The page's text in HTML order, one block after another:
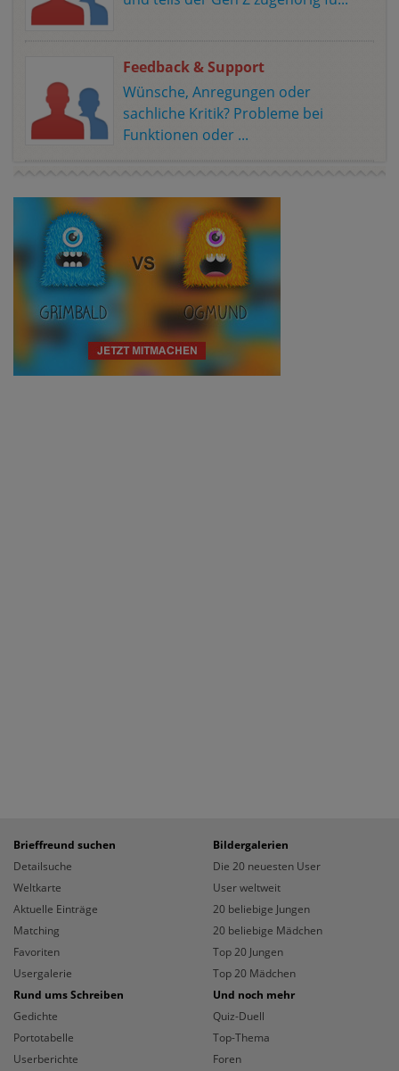
Feedback & Support
Wünsche, Anregungen oder
sachliche Kritik? Probleme bei
Funktionen oder ...
Brieffreund suchen
Detailsuche
Weltkarte
Aktuelle Einträge
Matching
Favoriten
Usergalerie
Bildergalerien
Die 20 neuesten User
User weltweit
20 beliebige Jungen
20 beliebige Mädchen
Top 20 Jungen
Top 20 Mädchen
Rund ums Schreiben
Gedichte
Portotabelle
Userberichte
Und noch mehr
Quiz-Duell
Top-Thema
Foren